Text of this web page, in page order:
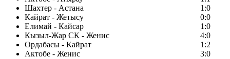
Шахтер - Астана
1:0
Кайрат - Жетысу
0:0
Елимай - Кайсар
1:0
Кызыл-Жар СК - Женис
4:0
Ордабасы - Кайрат
1:2
Актобе - Женис
3:0